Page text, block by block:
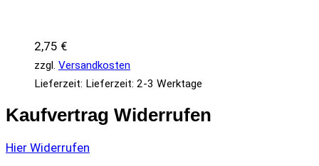
2,75 €
zzgl. Versandkosten
Lieferzeit: Lieferzeit: 2-3 Werktage
Kaufvertrag Widerrufen
Hier Widerrufen